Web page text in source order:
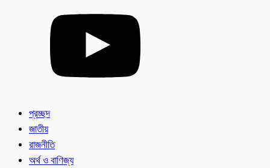
প্রচ্ছদ
জাতীয়
রাজনীতি
অর্থ ও বাণিজ্য